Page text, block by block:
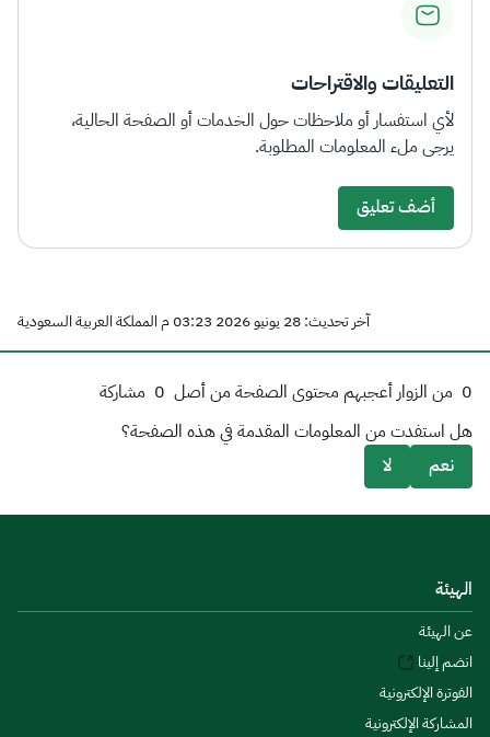
التعليقات والاقتراحات
لأي استفسار أو ملاحظات حول الخدمات أو الصفحة الحالية،
يرجى ملء المعلومات المطلوبة.
أضف تعليق
آخر تحديث: 28 يونيو 2026 03:23 م المملكة العربية السعودية
0 من الزوار أعجبهم محتوى الصفحة من أصل 0 مشاركة
هل استفدت من المعلومات المقدمة في هذه الصفحة؟
نعم
لا
الهيئة
عن الهيئة
انضم إلينا
الفوترة الإلكترونية
المشاركة الإلكترونية